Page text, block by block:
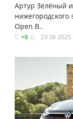
Артур Зелёный
нижегородского
Open В..
+8 23 06 2025